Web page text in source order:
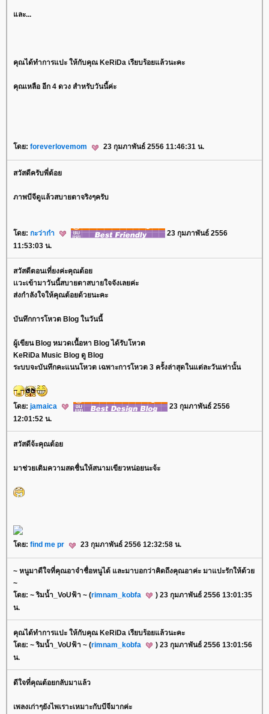
ละ...
คุณได้ทำการแปะ ให้กับคุณ KeRiDa เรียบร้อยแล้วนะคะ
คุณเหลือ อีก 4 ดวง สำหรับวันนี้ค่ะ
ดย: foreverlovemom 23 กุมภาพันธ์ 2556 11:46:31 น.
สวัสดีครับพี่ต้อ
ภาพบีจีดูแล้วสบายตาจริงๆครับ
ดย: กะว่าก๋า
23 กุมภาพันธ์ 2556
11:53:03 น.
สวัสดีตอนเที่ยงค่ะคุณต้อ
เเวะเข้ามาวันนี้สบายตาสบายใจจังเลยค่ะ
ส่งกำลังใจให้คุณต้อยด้วยนะคะ
บันทึกการโหวต Blog ในวันนี้
ผู้เขียน Blog หมวดเนื้อหา Blog ได้รับโหวต
KeRiDa Music Blog ดู Blog
ระบบจะบันทึกคะแนนโหวต เฉพาะการโหวต 3 ครั้งล่าสุดในแต่ละวันเท่านั้น
ดย: jamaica
23 กุมภาพันธ์ 2556
12:01:52 น.
สวัสดีจ้ะคุณต้อ
มาช่วยเติมความสดชื่นให้สนามเขียวหน่อยนะจ้ะ
ดย: find me pr 23 กุมภาพันธ์ 2556 12:32:58 น.
~ หนูมาดีใจที่คุณอาจำชื่อหนูได้ และมาบอกว่าคิดถึงคุณอาค่ะ มาแปะรักให้ด้ว
~
ดย: ~ ริมน้ำ_VoUฟ้า ~ (rimnam_kobfa
) 23 กุมภาพันธ์ 2556 13:01:35
น.
คุณได้ทำการแปะ ให้กับคุณ KeRiDa เรียบร้อยแล้วนะคะ
ดย: ~ ริมน้ำ_VoUฟ้า ~ (rimnam_kobfa
) 23 กุมภาพันธ์ 2556 13:01:56
น.
ดีใจที่คุณต้อยกลับมาแล้ว
เพลงเก่าๆยังไพเราะเหมาะกับบีจีมากค่ะ